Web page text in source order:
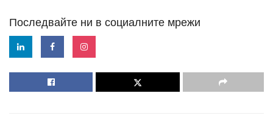
Последвайте ни в социалните мрежи